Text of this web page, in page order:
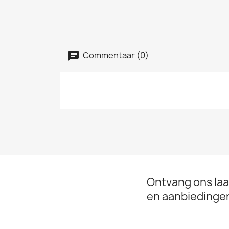
Commentaar (0)
Ontvang ons
en